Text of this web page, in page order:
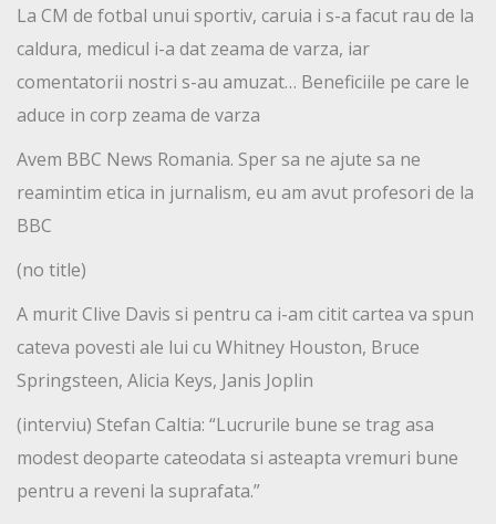
La CM de fotbal unui sportiv, caruia i s-a facut rau de la
caldura, medicul i-a dat zeama de varza, iar
comentatorii nostri s-au amuzat… Beneficiile pe care le
aduce in corp zeama de varza
Avem BBC News Romania. Sper sa ne ajute sa ne
reamintim etica in jurnalism, eu am avut profesori de la
BBC
(no title)
A murit Clive Davis si pentru ca i-am citit cartea va spun
cateva povesti ale lui cu Whitney Houston, Bruce
Springsteen, Alicia Keys, Janis Joplin
(interviu) Stefan Caltia: “Lucrurile bune se trag asa
modest deoparte cateodata si asteapta vremuri bune
pentru a reveni la suprafata.”